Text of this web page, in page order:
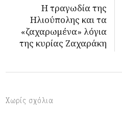
Η τραγωδία της
Ηλιούπολης και τα
«ζαχαρωμένα» λόγια
της κυρίας Ζαχαράκη
Χωρίς σχόλια